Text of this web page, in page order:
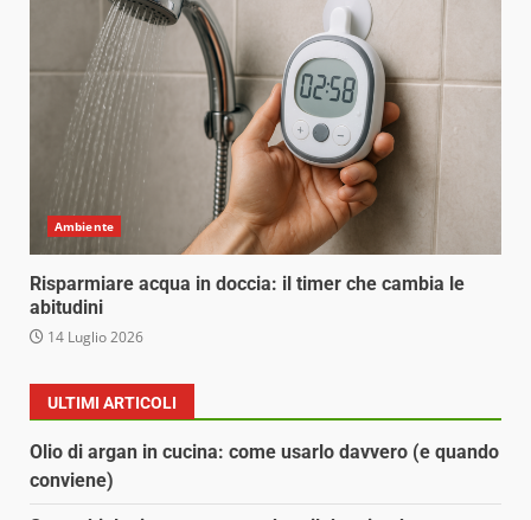
Ambiente
Risparmiare acqua in doccia: il timer che cambia le
abitudini
14 Luglio 2026
ULTIMI ARTICOLI
Olio di argan in cucina: come usarlo davvero (e quando
conviene)